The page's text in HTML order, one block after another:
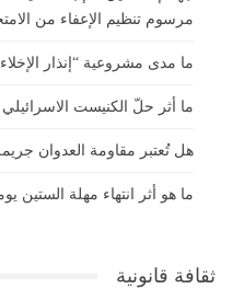
مرسوم تنظيم الإعفاء من
ما مدى مشروعية “إنذار
ما أثر حلّ الكنيست
هل تُعتبر مقاومة العدوان
ما هو أثر انتهاء مهلة الستين
ثقافة قانونية